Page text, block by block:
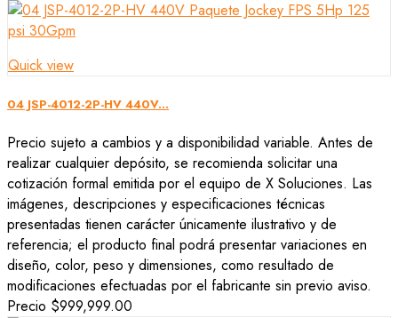
Quick view
04 JSP-4012-2P-HV 440V...
Precio sujeto a cambios y a disponibilidad variable. Antes de
realizar cualquier depósito, se recomienda solicitar una
cotización formal emitida por el equipo de X Soluciones. Las
imágenes, descripciones y especificaciones técnicas
presentadas tienen carácter únicamente ilustrativo y de
referencia; el producto final podrá presentar variaciones en
diseño, color, peso y dimensiones, como resultado de
modificaciones efectuadas por el fabricante sin previo aviso.
Precio $999,999.00